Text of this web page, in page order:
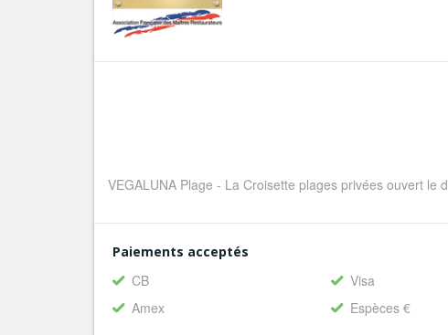
VEGALUNA Plage - La Croisette plages privées ouvert le
Paiements acceptés
CB Visa
Amex
Espèces €